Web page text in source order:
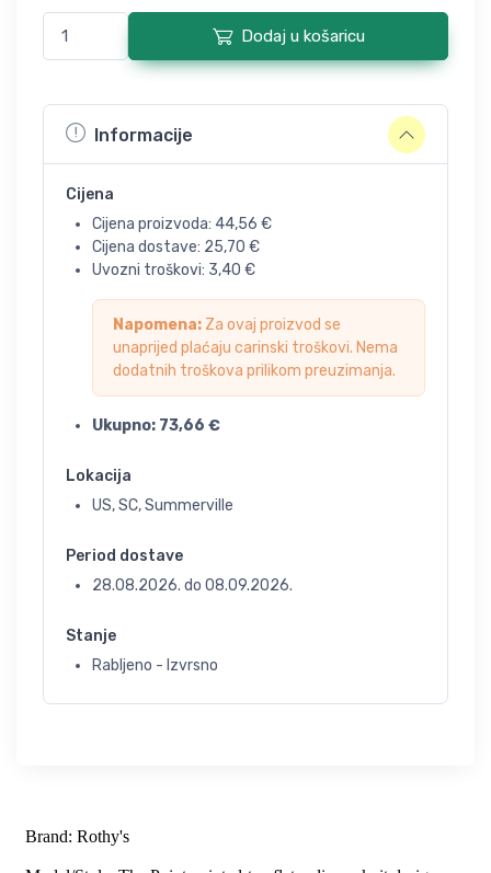
Dodaj u košaricu
Informacije
Cijena
Cijena proizvoda: 44,56 €
Cijena dostave: 25,70 €
Uvozni troškovi: 3,40 €
Napomena: Za ovaj proizvod se
unaprijed plaćaju carinski troškovi. Nema
dodatnih troškova prilikom preuzimanja.
Ukupno: 73,66 €
Lokacija
US, SC, Summerville
Period dostave
28.08.2026. do 08.09.2026.
Stanje
Rabljeno - Izvrsno